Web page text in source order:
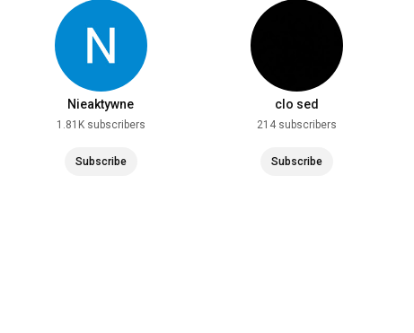
Nieaktywne
1.81K subscribers
Subscribe
clo sed
214 subscribers
Subscribe